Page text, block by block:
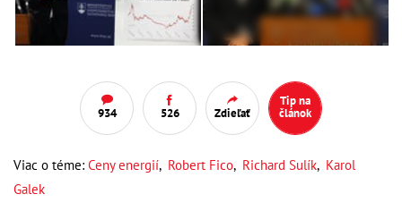
934 526 Zdieľať
Tip na
článok
Viac o téme: Ceny energií, Robert Fico, Richard Sulík, Karol
Galek